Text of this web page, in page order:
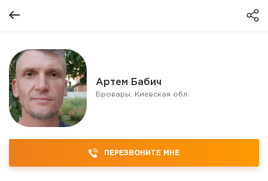
Артем Бабич
Бровары, Киевская обл.
ПЕРЕЗВОНИТЕ МНЕ